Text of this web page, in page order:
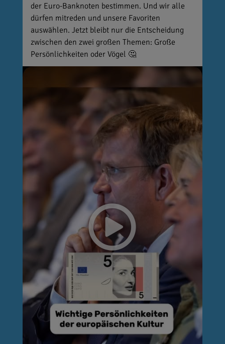
der Euro-Banknoten bestimmen. Und wir alle
dürfen mitreden und unsere Favoriten
auswählen. Jetzt bleibt nur die Entscheidung
zwischen den zwei großen Themen: Große
Persönlichkeiten oder Vögel 🤔